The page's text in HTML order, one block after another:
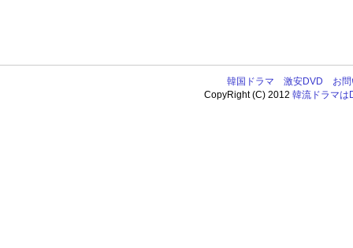
韓国ドラマ 激安DVD
お
CopyRight (C) 2012韓流ドラマは